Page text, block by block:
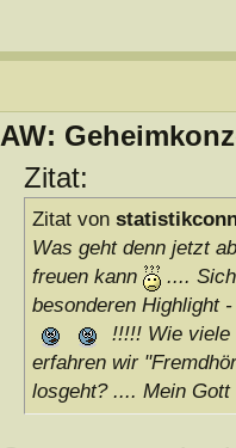
AW:
Zitat:
Zitat von
Was geht denn jetzt
freuen kann
....
besonderen Highlight
!!!!! Wie viele
erfahren wir
losgeht? .... Mein